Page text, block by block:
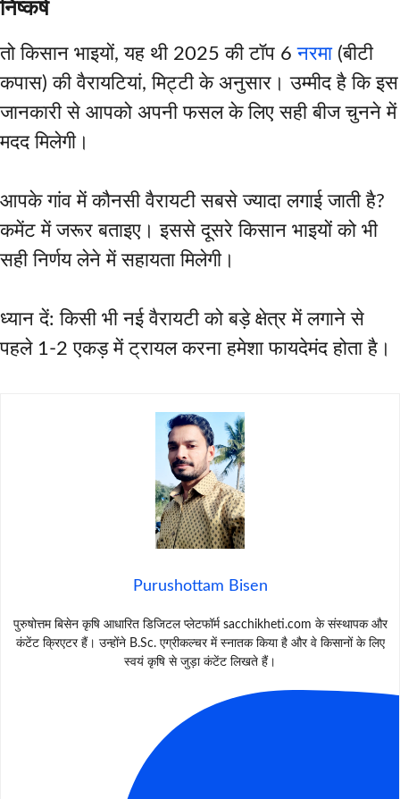
निष्कर्ष
तो किसान भाइयों, यह थी 2025 की टॉप 6नरमा(बीटी
कपास) की वैरायटियां, मिट्टी के अनुसार। उम्मीद है कि इस
जानकारी से आपको अपनी फसल के लिए सही बीज चुनने में
मदद मिलेगी।
आपके गांव में कौनसी वैरायटी सबसे ज्यादा लगाई जाती है?
कमेंट में जरूर बताइए। इससे दूसरे किसान भाइयों को भी
सही निर्णय लेने में सहायता मिलेगी।
ध्यान दें: किसी भी नई वैरायटी को बड़े क्षेत्र में लगाने से
पहले 1-2 एकड़ में ट्रायल करना हमेशा फायदेमंद होता है।
Purushottam Bisen
पुरुषोत्तम बिसेन कृषि आधारित डिजिटल प्लेटफॉर्म sacchikheti.com के संस्थापक और
कंटेंट क्रिएटर हैं। उन्होंने B.Sc. एग्रीकल्चर में स्नातक किया है और वे किसानों के लिए
स्वयं कृषि से जुड़ा कंटेंट लिखते हैं।